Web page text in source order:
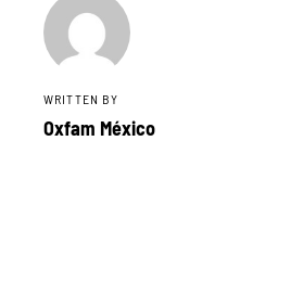
WRITTEN BY
Oxfam México